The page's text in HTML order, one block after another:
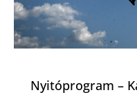
Nyitóprogram –